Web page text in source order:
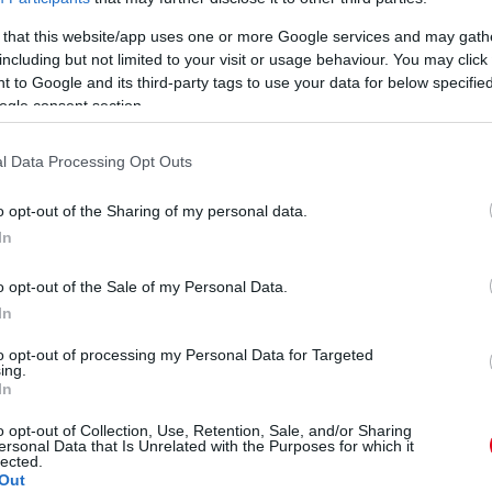
that this website/app uses one or more Google services and may
but not limited to your visit or usage behaviour. You may
to Google and its third-party tags to use your data for below
consent section.
Data Processing Opt Outs
opt-out of the Sharing of my personal data.
opt-out of the Sale of my Personal Data.
opt-out of processing my Personal Data for Targeted
opt-out of Collection, Use, Retention, Sale, and/or Sharing
Data that Is Unrelated with the Purposes for which it
végzetes autóbalesetet szenvedett.
A színész
bukkan fel a hírek közt, Meadow-val ugyanis
lány máig rendszeresen posztol az apjával
napról sem feledkezett meg...
emlékezett meg az
nő lett Paul Walker
képekkel emlékezik